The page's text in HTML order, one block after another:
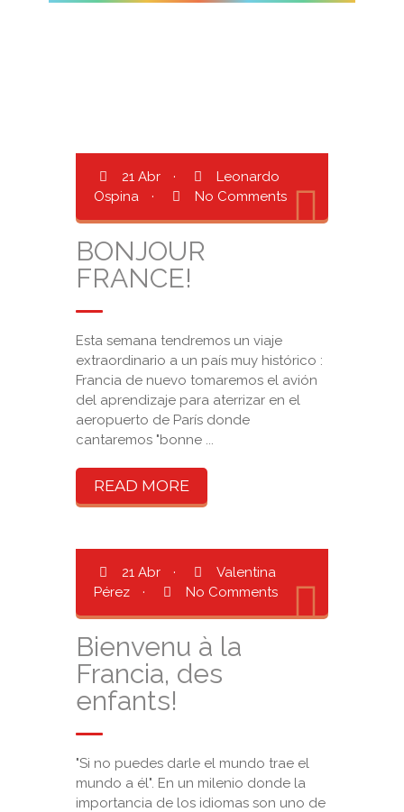
21 Abr ·
Leonardo
Ospina
· No Comments
BONJOUR
FRANCE!
Esta semana tendremos un viaje
extraordinario a un país muy histórico :
Francia de nuevo tomaremos el avión
del aprendizaje para aterrizar en el
aeropuerto de París donde
cantaremos "bonne ...
READ MORE
21 Abr ·
Valentina
Pérez
· No Comments
Bienvenu à la
Francia, des
enfants!
"Si no puedes darle el mundo trae el
mundo a él". En un milenio donde la
importancia de los idiomas son uno de